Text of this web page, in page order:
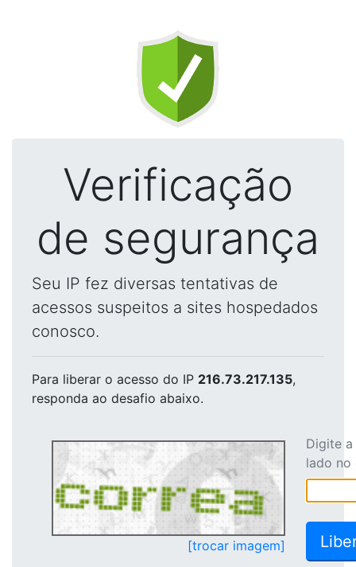
Verificação
de segurança
Seu IP fez diversas tentativas de
acessos suspeitos a sites hospedados
conosco.
Para liberar o acesso do IP 216.73.217.135,
responda ao desafio abaixo.
[trocar imagem]
Digite
lado no